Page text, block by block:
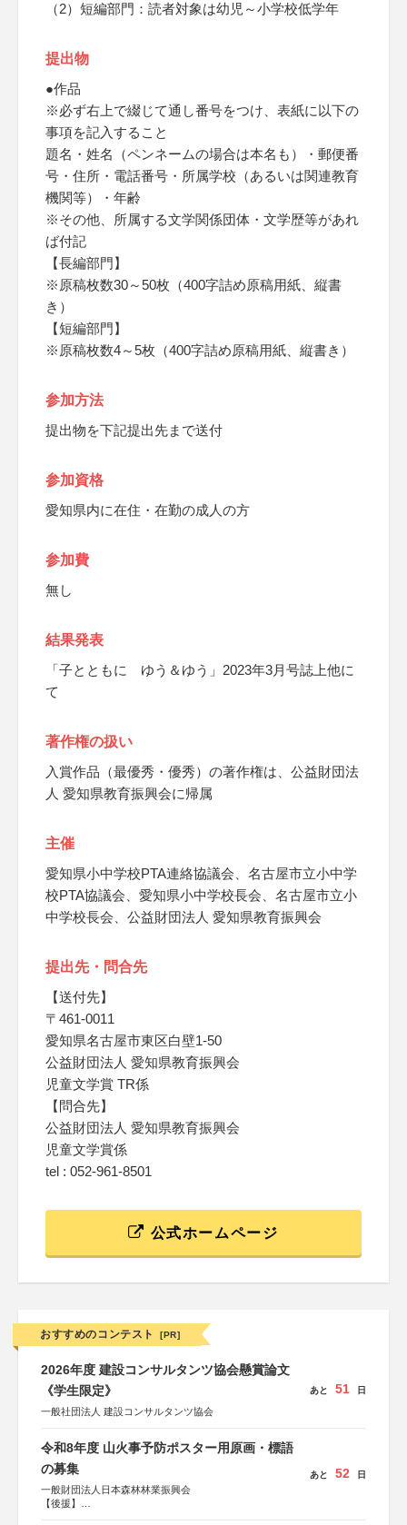
（2）短編部門：読者対象は幼児～小学校低学年
提出物
●作品
※必ず右上で綴じて通し番号をつけ、表紙に以下の
事項を記入すること
題名・姓名（ペンネームの場合は本名も）・郵便番
号・住所・電話番号・所属学校（あるいは関連教育
機関等）・年齢
※その他、所属する文学関係団体・文学歴等があれ
ば付記
【長編部門】
※原稿枚数30～50枚（400字詰め原稿用紙、縦書
き）
【短編部門】
※原稿枚数4～5枚（400字詰め原稿用紙、縦書き）
参加方法
提出物を下記提出先まで送付
参加資格
愛知県内に在住・在勤の成人の方
参加費
無し
結果発表
「子とともに ゆう＆ゆう」2023年3月号誌上他に
て
著作権の扱い
入賞作品（最優秀・優秀）の著作権は、公益財団法
人 愛知県教育振興会に帰属
主催
愛知県小中学校PTA連絡協議会、名古屋市立小中学
校PTA協議会、愛知県小中学校長会、名古屋市立小
中学校長会、公益財団法人 愛知県教育振興会
提出先・問合先
【送付先】
〒461-0011
愛知県名古屋市東区白壁1-50
公益財団法人 愛知県教育振興会
児童文学賞 TR係
【問合先】
公益財団法人 愛知県教育振興会
児童文学賞係
tel : 052-961-8501
公式ホームページ
おすすめのコンテスト [PR]
2026年度 建設コンサルタンツ協会懸賞論文
《学生限定》
一般社団法人 建設コンサルタンツ協会
あと 51 日
令和8年度 山火事予防ポスター用原画・標語
の募集
一般財団法人日本森林林業振興会
【後援】
あと 52 日